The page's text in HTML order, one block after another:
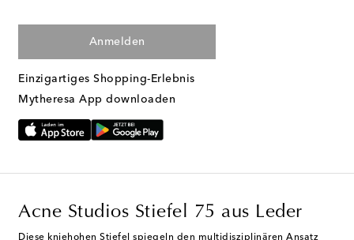
Anmelden
Einzigartiges Shopping-Erlebnis
Mytheresa App downloaden
Acne Studios Stiefel 75 aus Leder
Diese kniehohen Stiefel spiegeln den multidisziplinären Ansatz